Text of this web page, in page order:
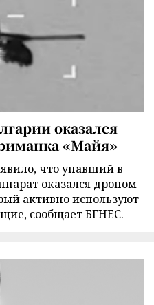
оказался
«Майя»
что упавший в
оказался дроном-
активно используют
сообщает БГНЕС.